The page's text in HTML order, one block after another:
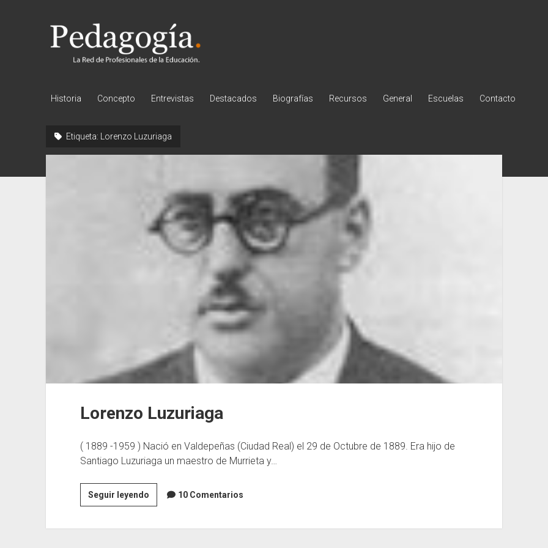
Pedagogía
Historia Concepto Entrevistas Destacados Biografías Recursos General Escuelas Contacto
Etiqueta: Lorenzo Luzuriaga
Lorenzo Luzuriaga
( 1889 -1959 ) Nació en Valdepeñas (Ciudad Real) el 29 de Octubre de 1889. Era hijo de
Santiago Luzuriaga un maestro de Murrieta y…
Seguir leyendoLorenzo
Luzuriaga
10 Comentarios